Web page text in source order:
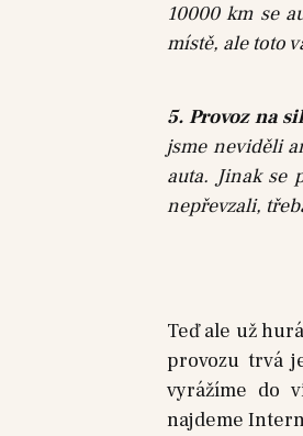
10000 km se
místě, ale toto
5. Provoz na
jsme neviděli
auta. Jinak se
nepřevzali,
Teď ale už
provozu trvá
vyrážíme do
najdeme